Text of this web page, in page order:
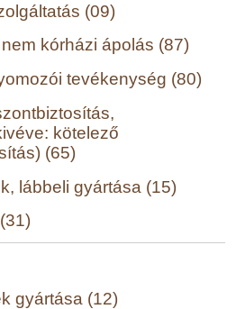
(09)
kórházi ápolás (87)
tevékenység (80)
kötelező
(65)
lábbeli gyártása (15)
gyártása (12)